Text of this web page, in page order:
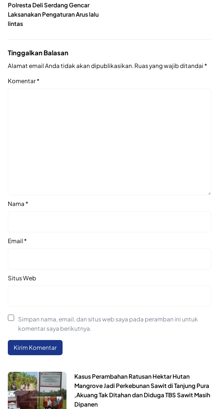
Polresta Deli Serdang Gencar
Laksanakan Pengaturan Arus lalu
lintas
Tinggalkan Balasan
Alamat email Anda tidak akan dipublikasikan. Ruas yang wajib ditandai *
Komentar*
Nama *
Email *
Situs Web
Simpan nama, email, dan situs web saya pada peramban ini untuk
komentar saya berikutnya.
Kasus Perambahan Ratusan Hektar Hutan
Mangrove Jadi Perkebunan Sawit di Tanjung Pura
,Akuang Tak Ditahan dan Diduga TBS Sawit Masih
Dipanen